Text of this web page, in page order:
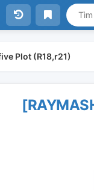
Plot (R18,r21)